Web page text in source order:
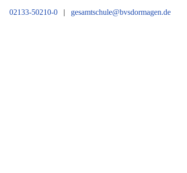
02133-50210-0 | gesamtschule@bvsdormagen.de